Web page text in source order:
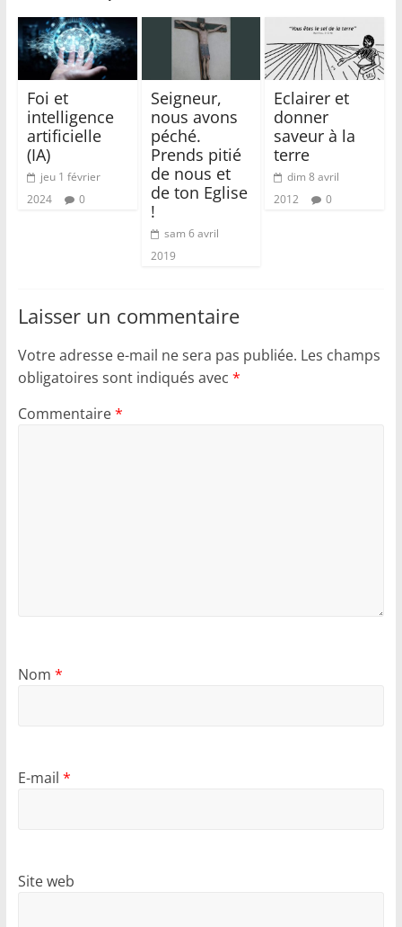
Foi et
intelligence
artificielle
(IA)
jeu 1 février
2024
0
Seigneur,
nous avons
péché.
Prends pitié
de nous et
de ton Eglise
!
sam 6 avril
2019
Eclairer et
donner
saveur à la
terre
dim 8 avril
2012
0
Laisser un commentaire
Votre adresse e-mail ne sera pas publiée. Les champs
obligatoires sont indiqués avec *
Commentaire*
Nom *
E-mail *
Site web